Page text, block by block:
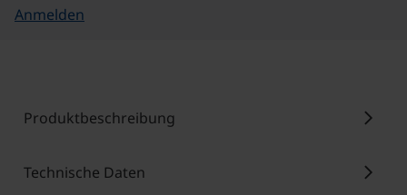
Anmelden
Produktbeschreibung chevron_right
Technische Daten chevron_right